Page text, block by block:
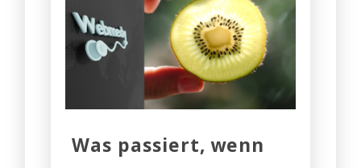
Was passiert, wenn